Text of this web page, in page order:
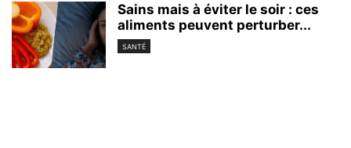
Sains mais à éviter le soir : ces
aliments peuvent perturber...
SANTÉ